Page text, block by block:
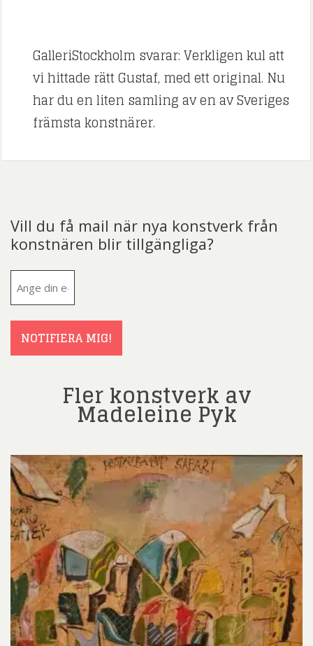
GalleriStockholm svarar: Verkligen kul att
vi hittade rätt Gustaf, med ett original. Nu
har du en liten samling av en av Sveriges
främsta konstnärer.
Vill du få mail när nya konstverk från
konstnären blir tillgängliga?
NOTIFIERA MIG!
Fler konstverk av
Madeleine Pyk